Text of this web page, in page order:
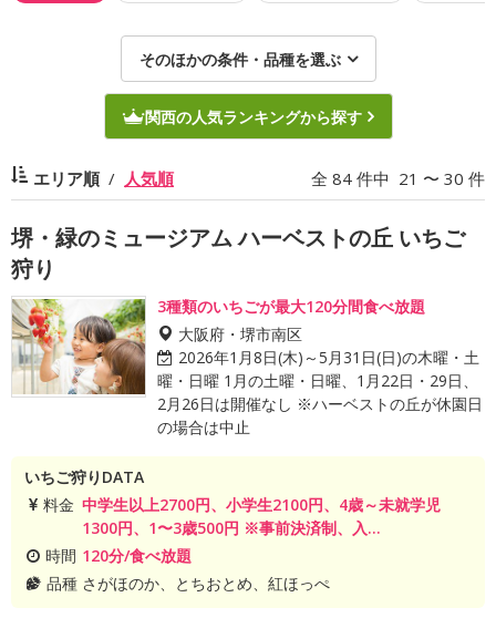
そのほかの条件・品種を選ぶ
関西の人気ランキングから探す
エリア順 人気順 全 84 件中 21 〜 30 件
堺・緑のミュージアム ハーベストの丘 いちご
狩り
3種類のいちごが最大120分間食べ放題
大阪府・堺市南区
2026年1月8日(木)～5月31日(日)の木曜・土
曜・日曜 1月の土曜・日曜、1月22日・29日、
2月26日は開催なし ※ハーベストの丘が休園日
の場合は中止
いちご狩りDATA
料金 中学生以上2700円、小学生2100円、4歳～未就学児
1300円、1〜3歳500円 ※事前決済制、入...
時間 120分/食べ放題
品種 さがほのか、とちおとめ、紅ほっぺ